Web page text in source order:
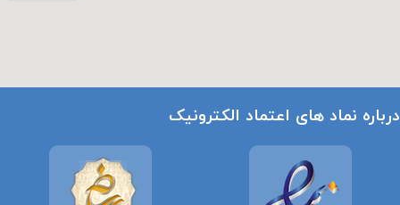
درباره نماد های اعتماد الکترونیک